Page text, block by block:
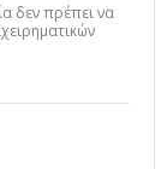
δεν πρέπει να